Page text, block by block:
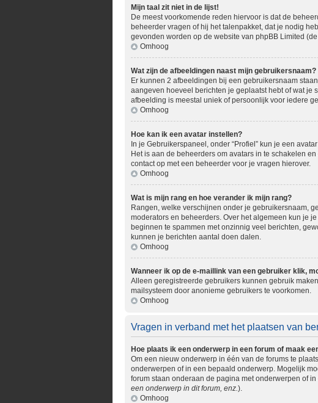
Mijn taal zit niet in de lijst!
De meest voorkomende reden hiervoor is dat de
beheerder vragen of hij het talenpakket, dat je nodig
gevonden worden op de website van phpBB Limited
Omhoog
Wat zijn de afbeeldingen naast mijn gebruikersnaam?
Er kunnen 2 afbeeldingen bij een gebruikersnaam
aangeven hoeveel berichten je geplaatst hebt of wat je
afbeelding is meestal uniek of persoonlijk voor iedere
Omhoog
Hoe kan ik een avatar instellen?
In je Gebruikerspaneel, onder “Profiel” kun je een
Het is aan de beheerders om avatars in te schakelen
contact op met een beheerder voor je vragen hierover.
Omhoog
Wat is mijn rang en hoe verander ik mijn rang?
Rangen, welke verschijnen onder je gebruikersnaam,
moderators en beheerders. Over het algemeen kun je
beginnen te spammen met onzinnig veel berichten,
kunnen je berichten aantal doen dalen.
Omhoog
Wanneer ik op de e-maillink van een gebruiker klik,
Alleen geregistreerde gebruikers kunnen gebruik
mailsysteem door anonieme gebruikers te voorkomen.
Omhoog
Vragen in verband met het plaatsen van
Hoe plaats ik een onderwerp in een forum of maak
Om een nieuw onderwerp in één van de forums te
onderwerpen of in een bepaald onderwerp. Mogelijk
forum staan onderaan de pagina met onderwerpen of
een onderwerp in dit forum, enz.).
Omhoog